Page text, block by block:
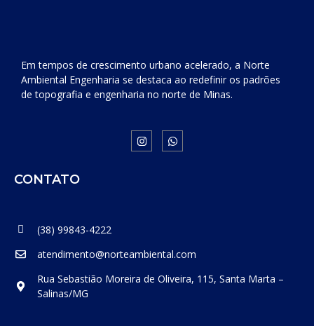
Em tempos de crescimento urbano acelerado, a Norte
Ambiental Engenharia se destaca ao redefinir os padrões
de topografia e engenharia no norte de Minas.
CONTATO
(38) 99843-4222
atendimento@norteambiental.com
Rua Sebastião Moreira de Oliveira, 115, Santa Marta –
Salinas/MG